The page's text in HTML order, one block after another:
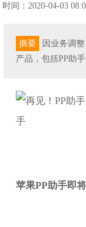
时间：2020-04-03
摘要
因业务调
产品，包括PP助
苹果PP助手即